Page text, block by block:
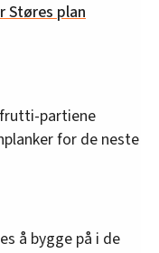
Støres plan
partiene
for de neste
å bygge på i de